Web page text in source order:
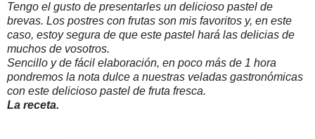
Tengo el gusto de presentarles un delicioso pastel de
brevas. Los postres con frutas son mis favoritos y, en este
caso, estoy segura de que este pastel hará las delicias de
muchos de vosotros.
Sencillo y de fácil elaboración, en poco más de 1 hora
pondremos la nota dulce a nuestras veladas gastronómicas
con este delicioso pastel de fruta fresca.
La receta.